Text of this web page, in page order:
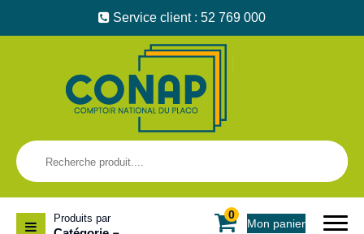
Service client : 52 769 000
0
Mon panier
Produits par